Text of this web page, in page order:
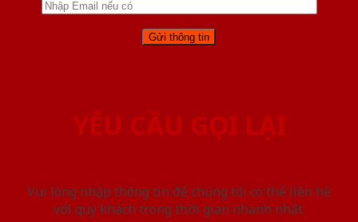
YÊU CẦU GỌI LẠI
Vui lòng nhập thông tin để chúng tôi có thể liên hệ
với quý khách trong thời gian nhanh nhất.